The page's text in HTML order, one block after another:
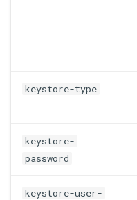
keystore-type
keystore-
password
keystore-user-